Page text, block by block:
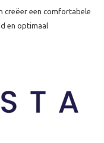
creëer een comfortabele
en optimaal